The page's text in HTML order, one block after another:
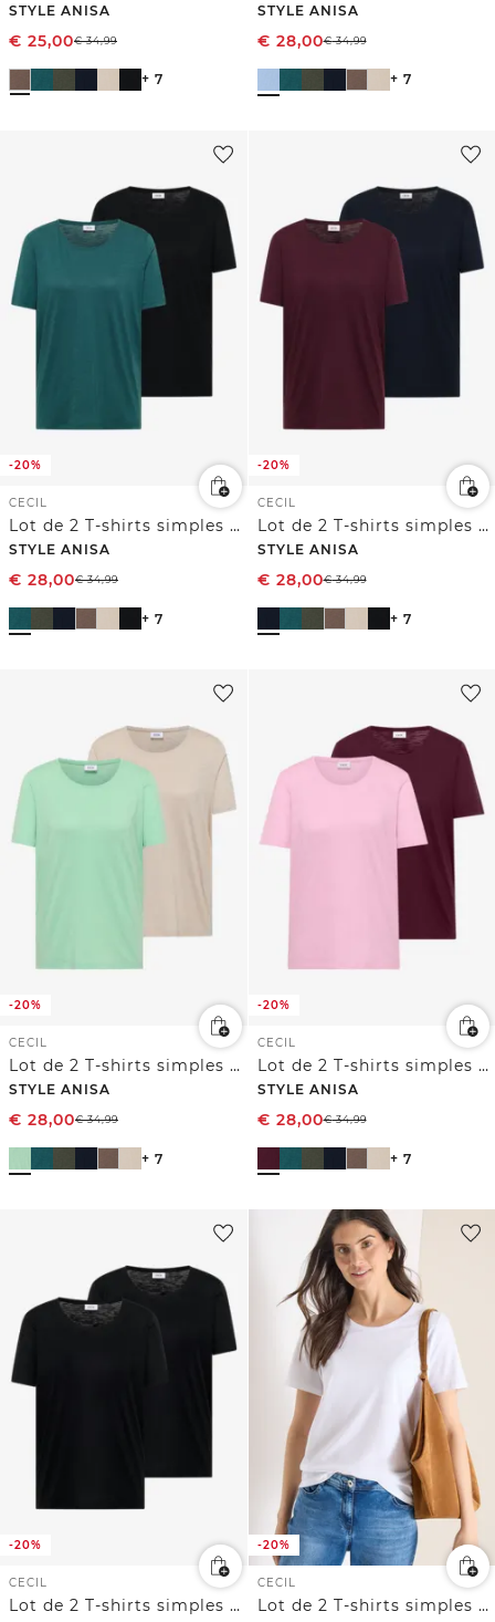
STYLE ANISA
€ 25,00€34,99
+ 7
STYLE ANISA
€ 28,00€34,99
+ 7
-20%
CECIL
Lot de 2 T-shirts simples à col rond
STYLE ANISA
€ 28,00€34,99
+ 7
-20%
CECIL
Lot de 2 T-shirts simples à col rond
STYLE ANISA
€ 28,00€34,99
+ 7
-20%
CECIL
Lot de 2 T-shirts simples à col rond
STYLE ANISA
€ 28,00€34,99
+ 7
-20%
CECIL
Lot de 2 T-shirts simples à col rond
STYLE ANISA
€ 28,00€34,99
+ 7
-20%
CECIL
Lot de 2 T-shirts simples à col rond
-20%
CECIL
Lot de 2 T-shirts simples à col rond